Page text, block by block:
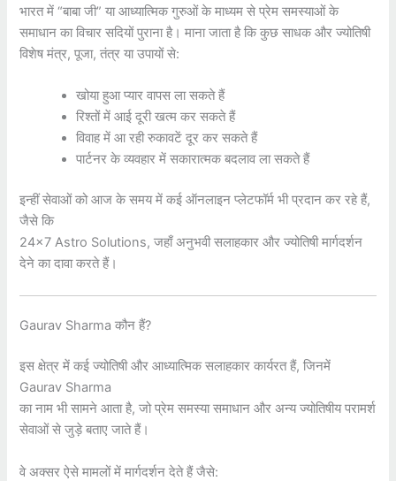
भारत में “बाबा जी” या आध्यात्मिक गुरुओं के माध्यम से प्रेम समस्याओं के
समाधान का विचार सदियों पुराना है। माना जाता है कि कुछ साधक और ज्योतिषी
विशेष मंत्र, पूजा, तंत्र या उपायों से:
खोया हुआ प्यार वापस ला सकते हैं
रिश्तों में आई दूरी खत्म कर सकते हैं
विवाह में आ रही रुकावटें दूर कर सकते हैं
पार्टनर के व्यवहार में सकारात्मक बदलाव ला सकते हैं
इन्हीं सेवाओं को आज के समय में कई ऑनलाइन प्लेटफॉर्म भी प्रदान कर रहे हैं,
जैसे कि
24×7 Astro Solutions, जहाँ अनुभवी सलाहकार और ज्योतिषी मार्गदर्शन
देने का दावा करते हैं।
Gaurav Sharma कौन हैं?
इस क्षेत्र में कई ज्योतिषी और आध्यात्मिक सलाहकार कार्यरत हैं, जिनमें
Gaurav Sharma
का नाम भी सामने आता है, जो प्रेम समस्या समाधान और अन्य ज्योतिषीय परामर्श
सेवाओं से जुड़े बताए जाते हैं।
वे अक्सर ऐसे मामलों में मार्गदर्शन देते हैं जैसे: